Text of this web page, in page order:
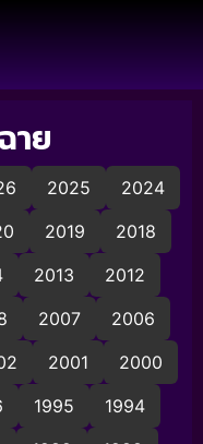
าย
2025
2024
2019
2018
2013
2012
2007
2006
2001
2000
1995
1994